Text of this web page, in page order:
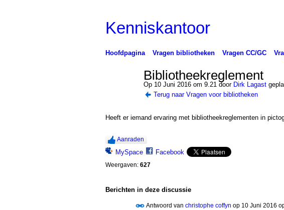
Kenniskantoor
Hoofdpagina Vragen bibliotheken Vragen CC/GC
Bibliotheekreglement
Op 10 Juni 2016 om 9.21 door Dirk Lagast
Terug naar Vragen voor bibliotheken
Heeft er iemand ervaring met bibliotheekreglementen in
Aanraden
MySpace Facebook
Weergaven: 627
Berichten in deze discussie
Antwoord van christophe coffyn op 10 Juni 2016